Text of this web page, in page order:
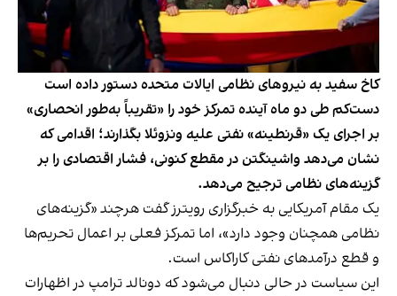
کاخ سفید به نیروهای نظامی ایالات متحده دستور داده است
دست‌کم طی دو ماه آینده تمرکز خود را «تقریباً به‌طور انحصاری»
بر اجرای یک «قرنطینه» نفتی علیه ونزوئلا بگذارند؛ اقدامی که
نشان می‌دهد واشینگتن در مقطع کنونی، فشار اقتصادی را بر
گزینه‌های نظامی ترجیح می‌دهد.
یک مقام آمریکایی به خبرگزاری رویترز گفت هرچند «گزینه‌های
نظامی همچنان وجود دارد»، اما تمرکز فعلی بر اعمال تحریم‌ها
و قطع درآمدهای نفتی کاراکاس است.
این سیاست در حالی دنبال می‌شود که دونالد ترامپ در اظهارات